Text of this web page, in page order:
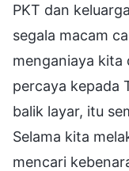
PKT dan
segala macam
menganiaya kita
percaya kepada
balik layar, itu
Selama kita
mencari